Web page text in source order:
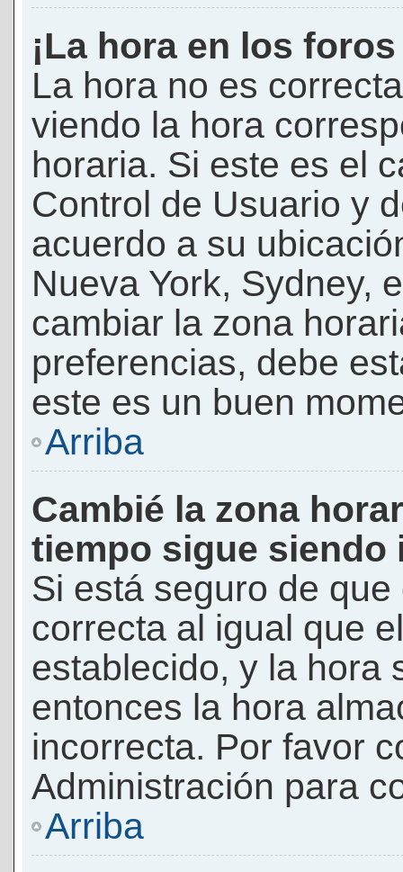
¡La hora en los
La hora no es
viendo la hora
horaria. Si este es el
Control de Usuario y
acuerdo a su
Nueva York, Sydney,
cambiar la zona
preferencias, debe
este es un buen
Arriba
Cambié la zona
tiempo sigue siendo
Si está seguro de
correcta al igual que
establecido, y la hora
entonces la hora
incorrecta. Por favor
Administración para
Arriba